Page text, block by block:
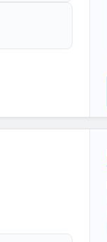
στο
΄Άσκησε
της
ο γιατρός